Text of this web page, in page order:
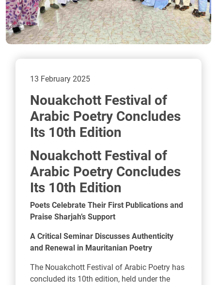
13 February 2025
Nouakchott Festival of
Arabic Poetry Concludes
Its 10th Edition
Nouakchott Festival of
Arabic Poetry Concludes
Its 10th Edition
Poets Celebrate Their First Publications and
Praise Sharjah’s Support
A Critical Seminar Discusses Authenticity
and Renewal in Mauritanian Poetry
The Nouakchott Festival of Arabic Poetry has
concluded its 10th edition, held under the